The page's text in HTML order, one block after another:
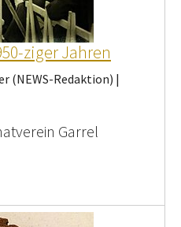
ziger Jahren
(NEWS-Redaktion) |
Garrel